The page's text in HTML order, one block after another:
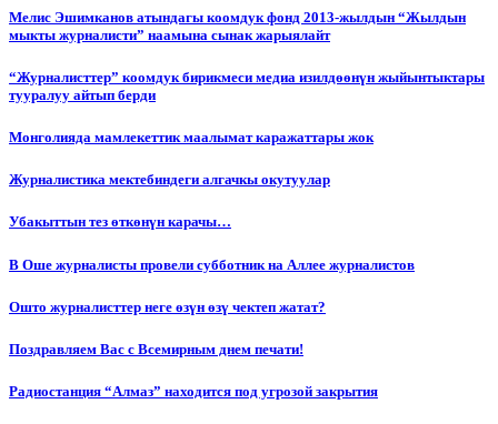
Мелис Эшимканов атындагы коомдук фонд 2013-жылдын “Жылдын
мыкты журналисти” наамына сынак жарыялайт
“Журналисттер” коомдук бирикмеси медиа изилдөөнүн жыйынтыктары
тууралуу айтып берди
Монголияда мамлекеттик маалымат каражаттары жок
Журналистика мектебиндеги алгачкы окутуулар
Убакыттын тез өткөнүн карачы…
В Оше журналисты провели субботник на Аллее журналистов
Ошто журналисттер неге өзүн өзү чектеп жатат?
Поздравляем Вас с Всемирным днем печати!
Радиостанция “Алмаз” находится под угрозой закрытия